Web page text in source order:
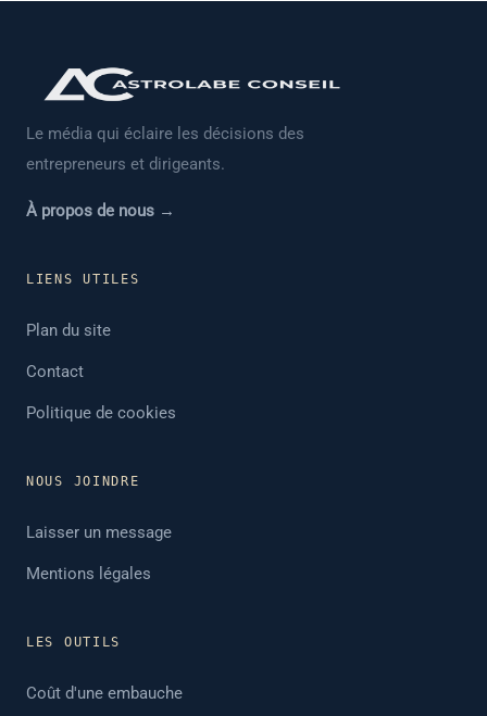
Le média qui éclaire les décisions des
entrepreneurs et dirigeants.
À propos de nous →
LIENS UTILES
Plan du site
Contact
Politique de cookies
NOUS JOINDRE
Laisser un message
Mentions légales
LES OUTILS
Coût d'une embauche